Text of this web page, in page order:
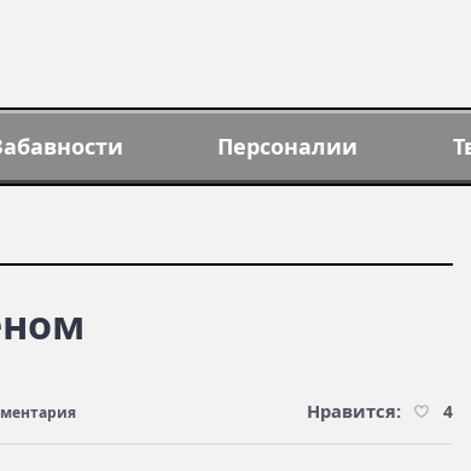
Персоналии
Нравится: 4